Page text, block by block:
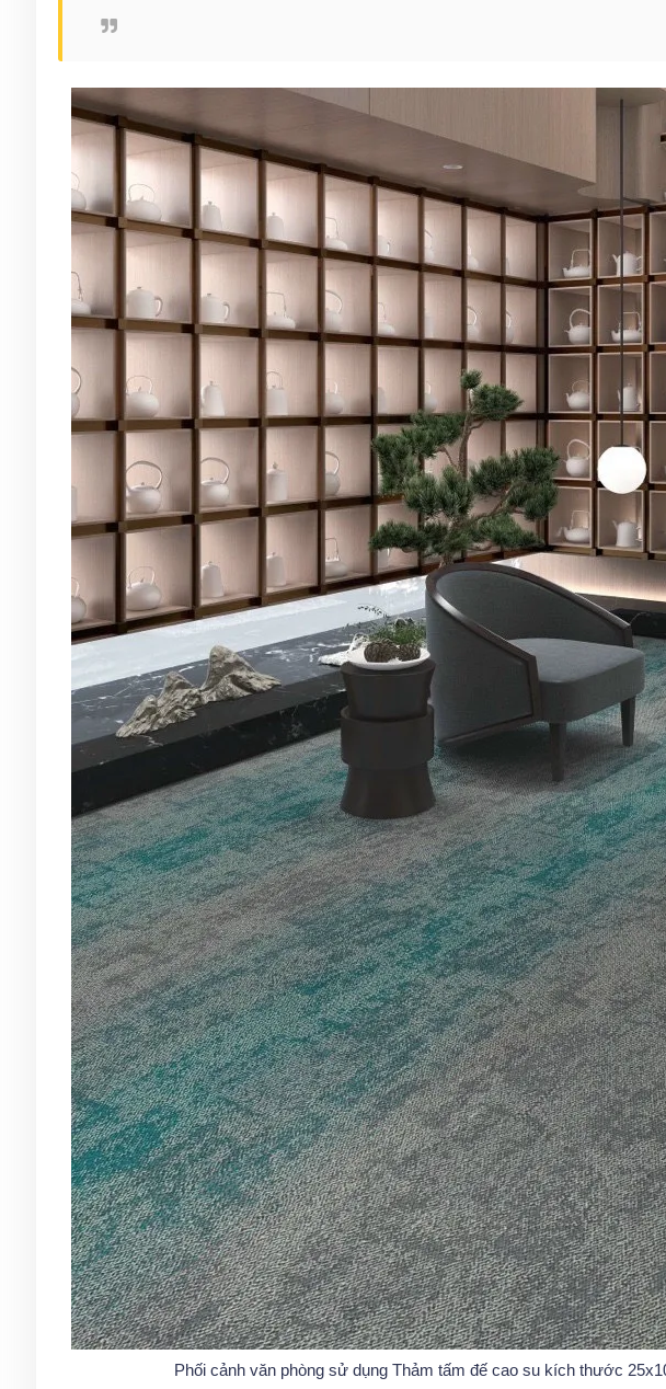
Phối cảnh văn phòng sử dụng Thảm tấm đế cao su kích thước